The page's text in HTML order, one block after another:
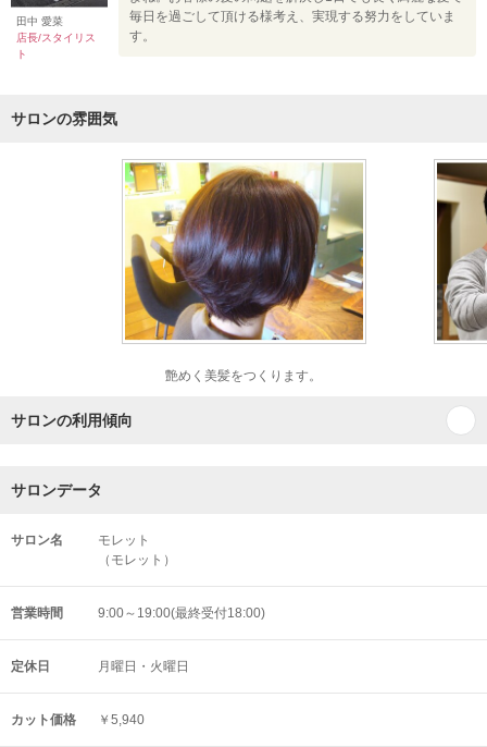
田中 愛菜
店長/スタイリス
ト
毎日を過ごして頂ける様考え、実現する努力をしていま
す。
サロンの雰囲気
艶めく美髪をつくります。
サロンの利用傾向
サロンデータ
サロン名
モレット
（モレット）
営業時間 9:00～19:00(最終受付18:00)
定休日 月曜日・火曜日
カット価格 ￥5,940